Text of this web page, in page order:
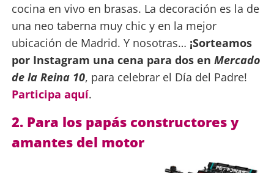
cocina en vivo en brasas. La decoración es la de
una neo taberna muy chic y en la mejor
ubicación de Madrid. Y nosotras… ¡Sorteamos
por Instagram una cena para dos en Mercado
de la Reina 10, para celebrar el Día del Padre!
Participa aquí.
2. Para los papás constructores y
amantes del motor